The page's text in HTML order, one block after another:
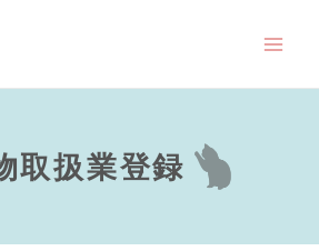
取扱業登録